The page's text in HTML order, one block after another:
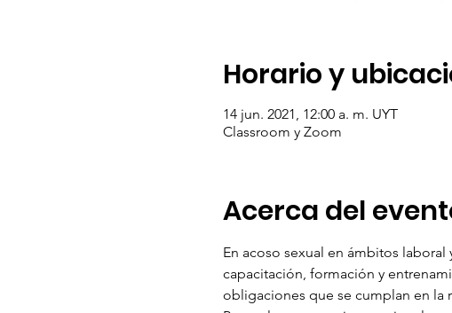
Horario y
14 jun. 2021, 12:00 a. m. UYT
Classroom y Zoom
Acerca del
En acoso sexual en ámbitos
capacitación, formación y
obligaciones que se cumplan en la